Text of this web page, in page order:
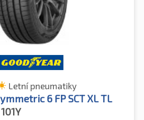
Letní pneumatiky
6 FP SCT XL TL
101Y